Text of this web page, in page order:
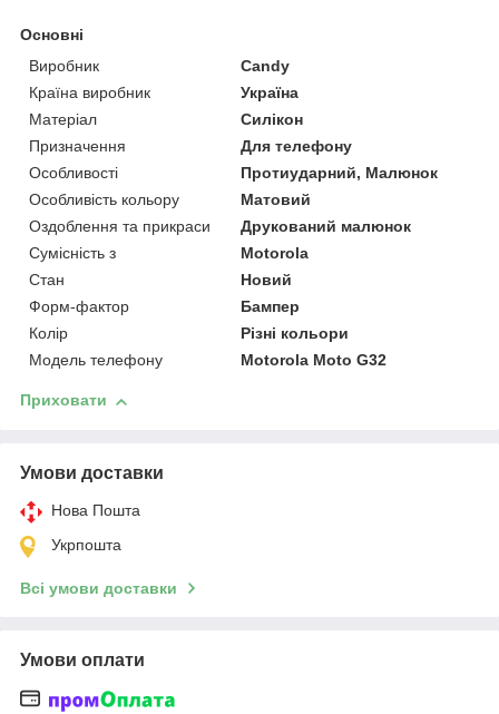
Основні
Виробник
Candy
Країна виробник
Україна
Матеріал
Силікон
Призначення
Для телефону
Особливості
Протиударний, Малюнок
Особливість кольору
Матовий
Оздоблення та прикраси
Друкований малюнок
Сумісність з
Motorola
Стан
Новий
Форм-фактор
Бампер
Колір
Різні кольори
Модель телефону
Motorola Moto G32
Приховати
Умови доставки
Нова Пошта
Укрпошта
Всі умови доставки
Умови оплати